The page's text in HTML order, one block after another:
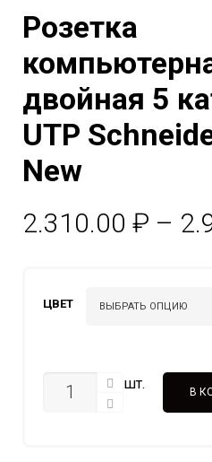
Розетка
двойная 5
UTP
New
2.310.00 ₽ –
ЦВЕТ
КОЛИЧЕСТВО шт. В